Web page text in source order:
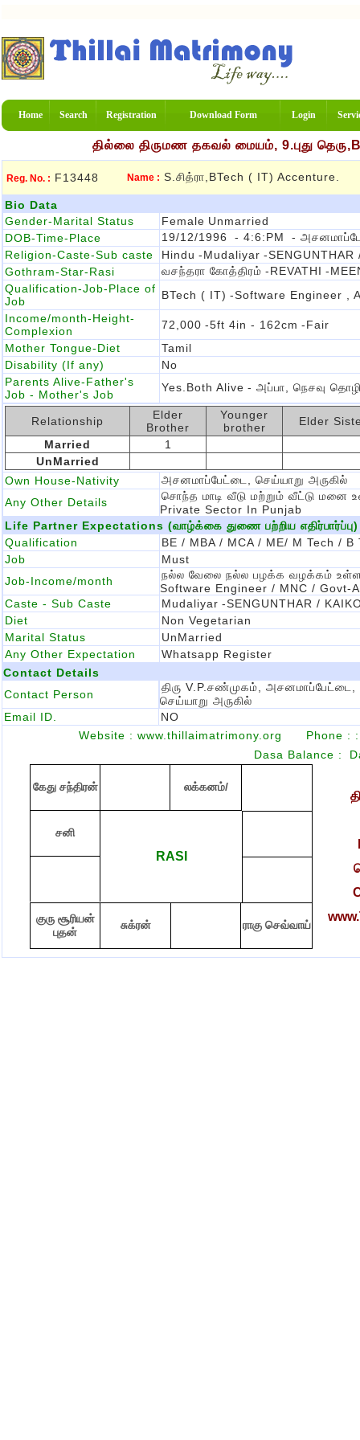
Home Search Registration Download Form Login
தில்லை திருமண தகவல் மையம், 9.புது
Reg. No. : F13448 Name : S.சித்ரா,BTech ( IT) Accenture.
Bio Data
Gender-Marital Status
Female Unmarried
DOB-Time-Place
19/12/1996 - 4:6:PM
-
Religion-Caste-Sub caste
Hindu -Mudaliyar -SENGUNTHAR
Gothram-Star-Rasi
வசந்தரா கோத்திரம் -REVATHI -
Qualification-Job-Place of
Job
BTech ( IT) -software Engineer ,
Income/month-Height-
Complexion
72,000 -5ft 4in - 162cm -Fair
Mother Tongue-Diet
Tamil
Disability (If any)
No
Parents Alive-Father's
Job - Mother's Job
Yes.Both Alive - அப்பா, நெசவு
Relationship
Elder
Brother
Younger
brother
Elder
Married
1
UnMarried
Own House-Nativity
அசனமாப்பேட்டை, செய்யாறு அருகில்
Any Other Details
சொந்த மாடி வீடு மற்றும் வீட்டு
Private Sector In Punjab
Life Partner Expectations (வாழ்க்கை துணை பற்றிய எதிர்பார்ப்பு)
Qualification
BE / MBA / MCA / ME/ M Tech / B
Job
Must
Job-Income/month
நல்ல வேலை நல்ல பழக்க வழக்கம்
Software Engineer / MNC / Govt-
Caste - Sub Caste
Mudaliyar -SENGUNTHAR /
Diet
Non Vegetarian
Marital Status
UnMarried
Any Other Expectation
Whatsapp Register
Contact Details
Contact Person
திரு V.P.சண்முகம், அசனமாப்பேட்டை,
செய்யாறு அருகில்
Email ID.
NO
Website : www.thillaimatrimony.org Phone :
Dasa Balance :
கேது சந்திரன் லக்கனம்/
சனி
RASI
குரு சூரியன்
புதன்
சுக்ரன் ராகு செவ்வாய்